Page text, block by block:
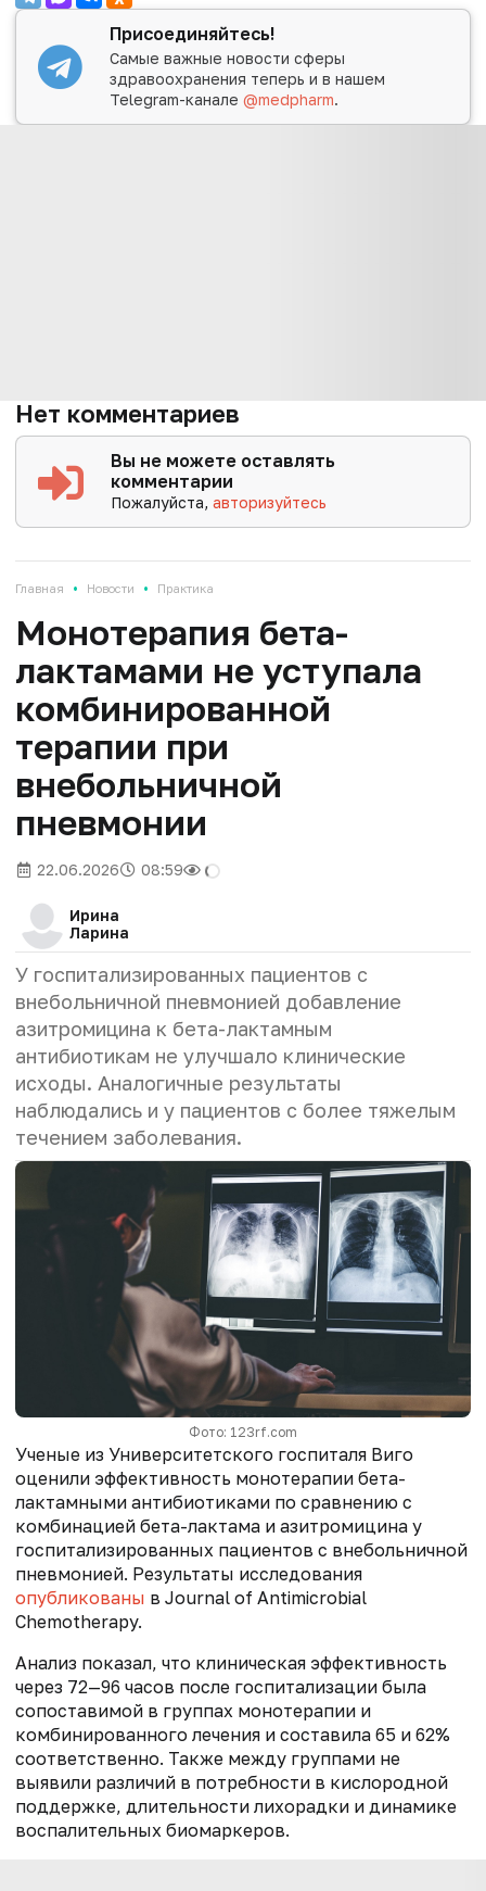
Присоединяйтесь!
Самые важные новости сферы
здравоохранения теперь и в нашем
Telegram-канале@medpharm.
Нет комментариев
Вы не можете оставлять
комментарии
Пожалуйста,авторизуйтесь
Главная • Новости • Практика
Монотерапия бета-
лактамами не уступала
комбинированной
терапии при
внебольничной
пневмонии
22.06.2026 08:59
Ирина
Ларина
У госпитализированных пациентов с
внебольничной пневмонией добавление
азитромицина к бета-лактамным
антибиотикам не улучшало клинические
исходы. Аналогичные результаты
наблюдались и у пациентов с более тяжелым
течением заболевания.
Фото: 123rf.com
Ученые из Университетского госпиталя Виго
оценили эффективность монотерапии бета-
лактамными антибиотиками по сравнению с
комбинацией бета-лактама и азитромицина у
госпитализированных пациентов с внебольничной
пневмонией. Результаты исследования
опубликованы в Journal of Antimicrobial
Chemotherapy.
Анализ показал, что клиническая эффективность
через 72—96 часов после госпитализации была
сопоставимой в группах монотерапии и
комбинированного лечения и составила 65 и 62%
соответственно. Также между группами не
выявили различий в потребности в кислородной
поддержке, длительности лихорадки и динамике
воспалительных биомаркеров.